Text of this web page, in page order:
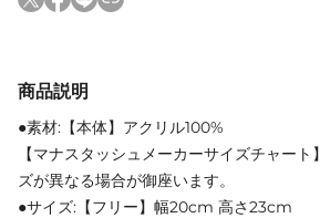
商品説明
●素材:【本体】アクリル100%
【マナスタッシュメーカーサイズチャー
ズが異なる場合が御座います。
●サイズ:【フリー】幅20cm 高さ23cm